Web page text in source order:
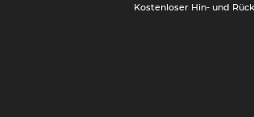
Kostenloser Hin- und